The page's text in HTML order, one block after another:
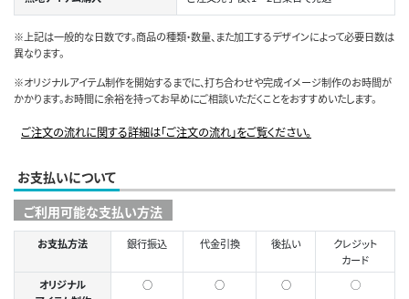
※上記は一般的な日数です。商品の種類・数量、また加工するデザインによって必要日数は
異なります。
※オリジナルアイテム制作を開始するまでに、打ち合わせや完成イメージ制作のお時間が
かかります。お時間に余裕を持ってお早めにご相談いただくことをおすすめいたします。
ご注文の流れに関する詳細は「ご注文の流れ」をご覧ください。
お支払いについて
ご利用可能な支払い方法
お支払方法 銀行振込 代金引換 後払い
クレジット
カード
オリジナル
○ ○ ○ ◯